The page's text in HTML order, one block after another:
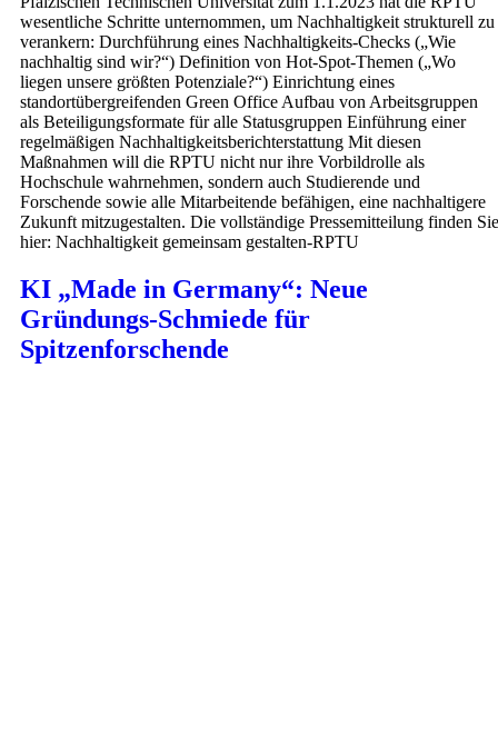
wesentliche Schritte unternommen, um Nachhaltigkeit strukturell zu
verankern: Durchführung eines Nachhaltigkeits-Checks („Wie
nachhaltig sind wir?“) Definition von Hot-Spot-Themen („Wo
liegen unsere größten Potenziale?“) Einrichtung eines
standortübergreifenden Green Office Aufbau von Arbeitsgruppen
als Beteiligungsformate für alle Statusgruppen Einführung einer
regelmäßigen Nachhaltigkeitsberichterstattung Mit diesen
Maßnahmen will die RPTU nicht nur ihre Vorbildrolle als
Hochschule wahrnehmen, sondern auch Studierende und
Forschende sowie alle Mitarbeitende befähigen, eine nachhaltigere
Zukunft mitzugestalten. Die vollständige Pressemitteilung finden Sie
hier: Nachhaltigkeit gemeinsam gestalten-RPTU
KI „Made in Germany“: Neue
Gründungs-Schmiede für
Spitzenforschende